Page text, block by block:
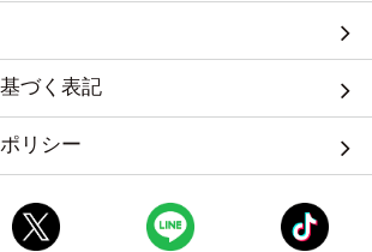
づく表記
リシー